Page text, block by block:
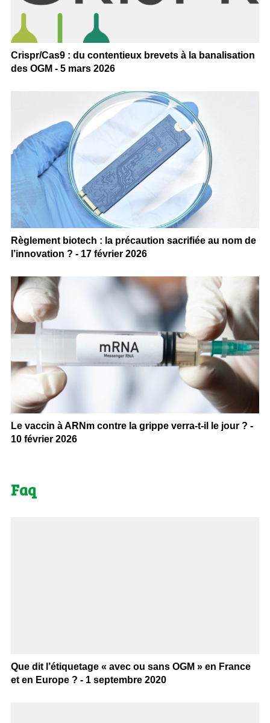
Crispr/Cas9 : du contentieux brevets à la banalisation
des OGM - 5 mars 2026
Règlement biotech : la précaution sacrifiée au nom de
l’innovation ? - 17 février 2026
Le vaccin à ARNm contre la grippe verra-t-il le jour ? -
10 février 2026
Faq
Que dit l’étiquetage « avec ou sans OGM » en France
et en Europe ? - 1 septembre 2020